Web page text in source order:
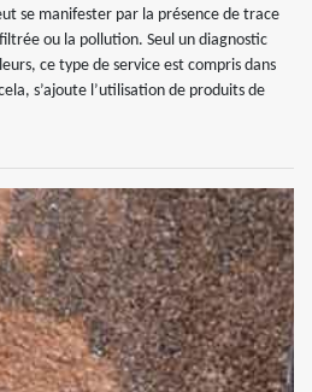
se manifester par la présence de trace
ou la pollution. Seul un diagnostic
ce type de service est compris dans
s’ajoute l’utilisation de produits de